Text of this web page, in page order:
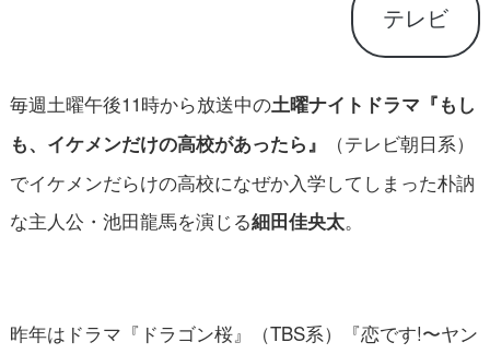
テレビ
毎週土曜午後11時から放送中の土曜ナイトドラマ『もし
も、イケメンだけの高校があったら』
（テレビ朝日系）
でイケメンだらけの高校になぜか入学してしまった朴訥
な主人公・池田龍馬を演じる細田佳央太。
昨年はドラマ『ドラゴン桜』（TBS系）『恋です!〜ヤン